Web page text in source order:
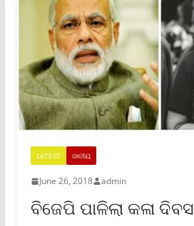
LATEST ଜାତୀୟ
June 26, 2018 admin
ବିଜେପି ପାଳିଲା କଳା ଦିବସ